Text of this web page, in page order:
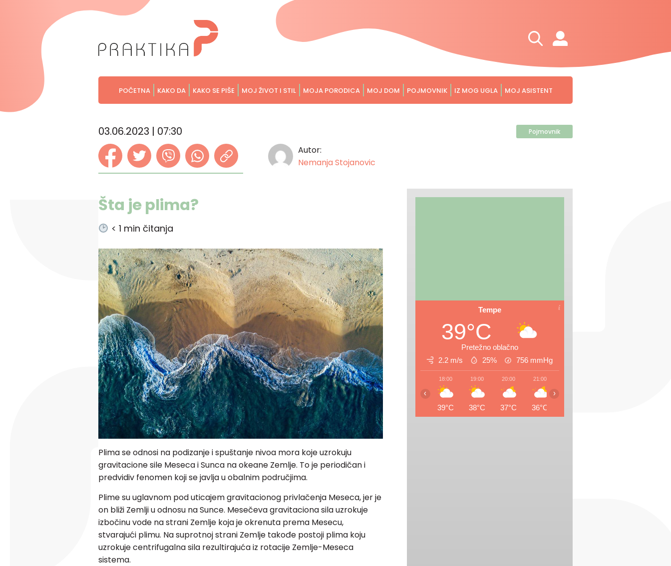
POČETNA KAKO DA KAKO SE PIŠE MOJ ŽIVOT I STIL MOJA PORODICA MOJ DOM POJMOVNIK IZ MOG UGLA MOJ ASISTENT
03.06.2023 | 07:30 Pojmovnik
Autor:
Nemanja Stojanovic
Šta je plima?
< 1 min čitanja
Plima se odnosi na podizanje i spuštanje nivoa mora koje uzrokuju
gravitacione sile Meseca i Sunca na okeane Zemlje. To je periodičan i
predvidiv fenomen koji se javlja u obalnim područjima.
Plime su uglavnom pod uticajem gravitacionog privlačenja Meseca, jer je
on bliži Zemlji u odnosu na Sunce. Mesečeva gravitaciona sila uzrokuje
izbočinu vode na strani Zemlje koja je okrenuta prema Mesecu,
stvarajući plimu. Na suprotnoj strani Zemlje takođe postoji plima koju
uzrokuje centrifugalna sila rezultirajuća iz rotacije Zemlje-Meseca
sistema.
Tempe
39°C
Pretežno oblačno
2.2 m/s
25% 756 mmHg
18:00
39°C
19:00
38°C
20:00
37°C
21:00
36°C
‹ ›